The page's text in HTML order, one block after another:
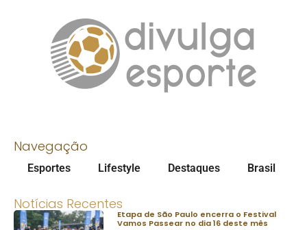
Navegação
Esportes Lifestyle Destaques Brasil
Notícias Recentes
Etapa de São Paulo encerra o Festival
Vamos Passear no dia 16 deste mês